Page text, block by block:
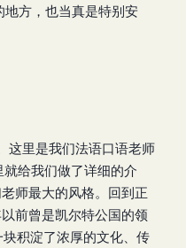
方，也当真是特别安
这里是我们法语口语老师
给我们做了详细的介
师最大的风格。回到正
前曾是凯尔特公国的领
积淀了浓厚的文化、传